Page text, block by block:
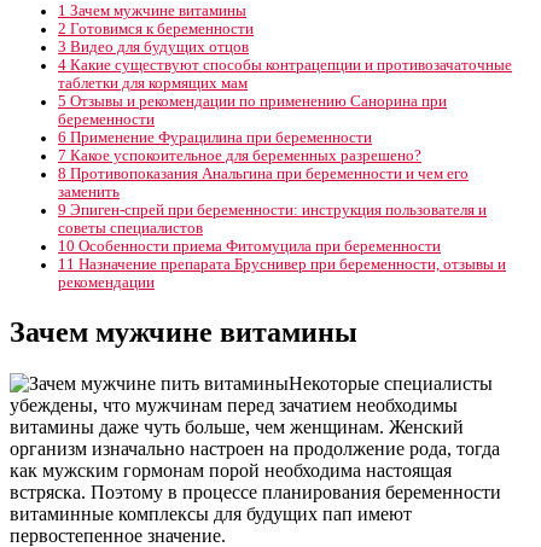
1 Зачем мужчине витамины
2 Готовимся к беременности
3 Видео для будущих отцов
4 Какие существуют способы контрацепции и противозачаточные
таблетки для кормящих мам
5 Отзывы и рекомендации по применению Санорина при
беременности
6 Применение Фурацилина при беременности
7 Какое успокоительное для беременных разрешено?
8 Противопоказания Анальгина при беременности и чем его
заменить
9 Эпиген-спрей при беременности: инструкция пользователя и
советы специалистов
10 Особенности приема Фитомуцила при беременности
11 Назначение препарата Бруснивер при беременности, отзывы и
рекомендации
Зачем мужчине витамины
Некоторые специалисты
убеждены, что мужчинам перед зачатием необходимы
витамины даже чуть больше, чем женщинам. Женский
организм изначально настроен на продолжение рода, тогда
как мужским гормонам порой необходима настоящая
встряска. Поэтому в процессе планирования беременности
витаминные комплексы для будущих пап имеют
первостепенное значение.